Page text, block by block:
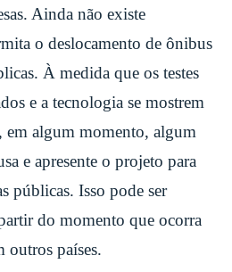
Ainda não existe
o deslocamento de ônibus
À medida que os testes
e a tecnologia se mostrem
em algum momento, algum
e apresente o projeto para
públicas. Isso pode ser
do momento que ocorra
outros países.